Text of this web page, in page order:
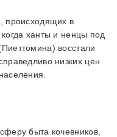
происходящих в
ханты и ненцы под
восстали
низких цен
быта кочевников,